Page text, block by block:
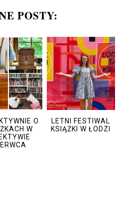
POSTY:
O
W
LETNI FESTIWAL
KSIĄŻKI W ŁODZI